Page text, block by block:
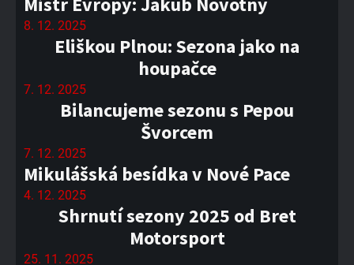
8. 12. 2025
Eliškou Plnou: Sezona jako na
houpačce
7. 12. 2025
Bilancujeme sezonu s Pepou
Švorcem
7. 12. 2025
Mikulášská besídka v Nové Pace
4. 12. 2025
Shrnutí sezony 2025 od Bret
Motorsport
25. 11. 2025